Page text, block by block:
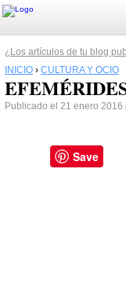
¿Los artículos de tu blog
INICIO › CULTURA Y OCIO
Publicado el 21 enero 2016
Save